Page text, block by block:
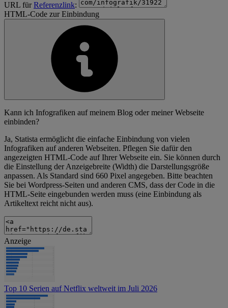
URL fürReferenzlink:
HTML-Code zur Einbindung
Kann ich Infografiken auf meinem Blog oder meiner Webseite
einbinden?
Ja, Statista ermöglicht die einfache Einbindung von vielen
Infografiken auf anderen Webseiten. Pflegen Sie dafür den
angezeigten HTML-Code auf Ihrer Webseite ein. Sie können durch
die Einstellung der Anzeigebreite (Width) die Darstellungsgröße
anpassen. Als Standard sind 660 Pixel angegeben. Bitte beachten
Sie bei Wordpress-Seiten und anderen CMS, dass der Code in die
HTML-Seite eingebunden werden muss (eine Einbindung als
Artikeltext reicht nicht aus).
Anzeige
Top 10 Serien auf Netflix weltweit im Juli 2026